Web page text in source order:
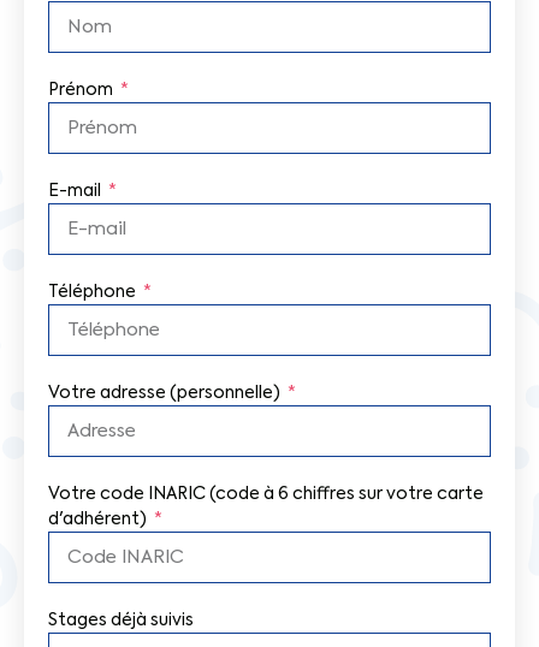
Prénom
E-mail
Téléphone
Votre adresse (personnelle)
Votre code INARIC(code à 6 chiffres sur votre carte
d'adhérent)
Stages déjà suivis